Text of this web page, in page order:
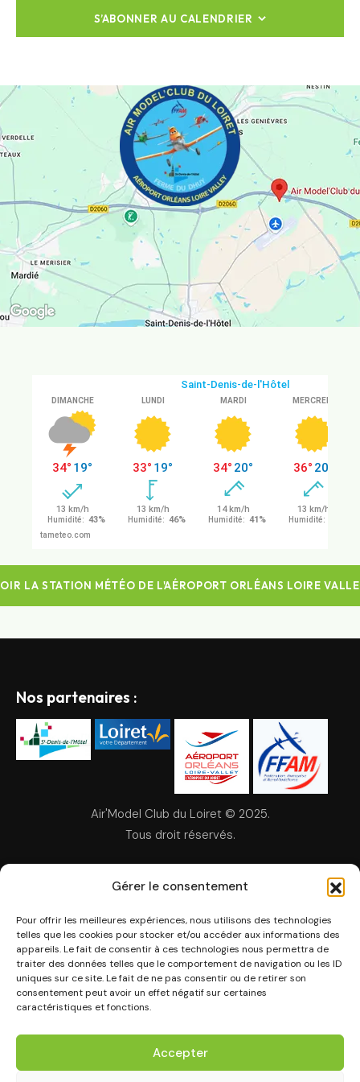
Gérer le consentement
Pour offrir les meilleures expériences, nous utilisons des technologies
telles que les cookies pour stocker et/ou accéder aux informations des
appareils. Le fait de consentir à ces technologies nous permettra de
traiter des données telles que le comportement de navigation ou les ID
uniques sur ce site. Le fait de ne pas consentir ou de retirer son
consentement peut avoir un effet négatif sur certaines
caractéristiques et fonctions.
Accepter
S’ABONNER AU CALENDRIER
LA STATION MÉTÉO DE L'AÉROPORT ORLÉANS LOIRE
Air Model'Club du Loiret
La tête dans les nuages, les
Air'Model Club du Loiret © 2025.
Tous droit réservés.
Nos partenaires :